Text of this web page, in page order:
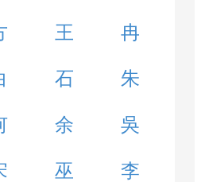
王 冉
石 朱
余 吳
巫 李